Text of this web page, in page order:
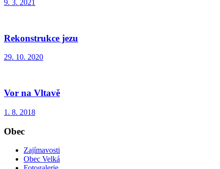
9. 3. 2021
Rekonstrukce jezu
29. 10. 2020
Vor na Vltavě
1. 8. 2018
Obec
Zajímavosti
Obec Velká